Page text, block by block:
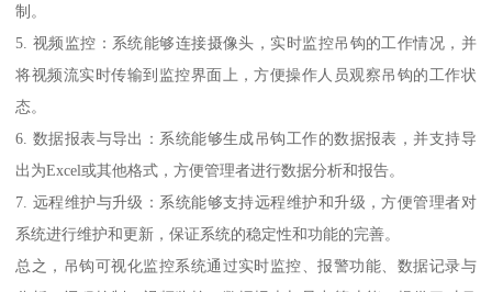
制。
5. 视频监控：系统能够连接摄像头，实时监控吊钩的工作情况，并
将视频流实时传输到监控界面上，方便操作人员观察吊钩的工作状
态。
6. 数据报表与导出：系统能够生成吊钩工作的数据报表，并支持导
出为Excel或其他格式，方便管理者进行数据分析和报告。
7. 远程维护与升级：系统能够支持远程维护和升级，方便管理者对
系统进行维护和更新，保证系统的稳定性和功能的完善。
总之，吊钩可视化监控系统通过实时监控、报警功能、数据记录与